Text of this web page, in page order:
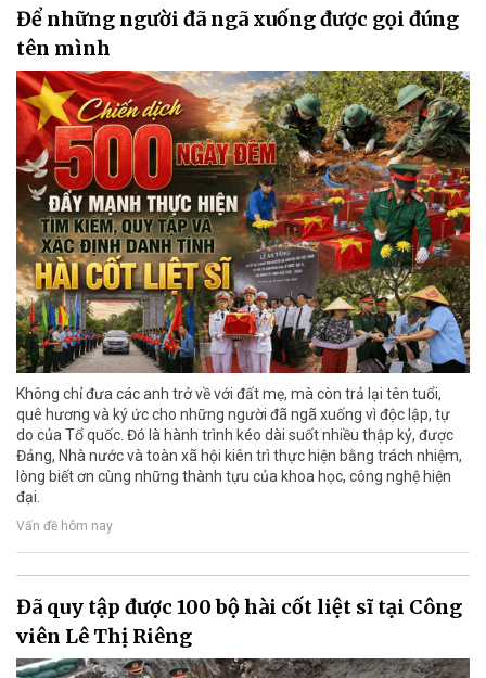
Để những người đã ngã xuống được gọi đúng
tên mình
Không chỉ đưa các anh trở về với đất mẹ, mà còn trả lại tên tuổi,
quê hương và ký ức cho những người đã ngã xuống vì độc lập, tự
do của Tổ quốc. Đó là hành trình kéo dài suốt nhiều thập kỷ, được
Đảng, Nhà nước và toàn xã hội kiên trì thực hiện bằng trách nhiệm,
lòng biết ơn cùng những thành tựu của khoa học, công nghệ hiện
đại.
Vấn đề hôm nay
Đã quy tập được 100 bộ hài cốt liệt sĩ tại Công
viên Lê Thị Riêng